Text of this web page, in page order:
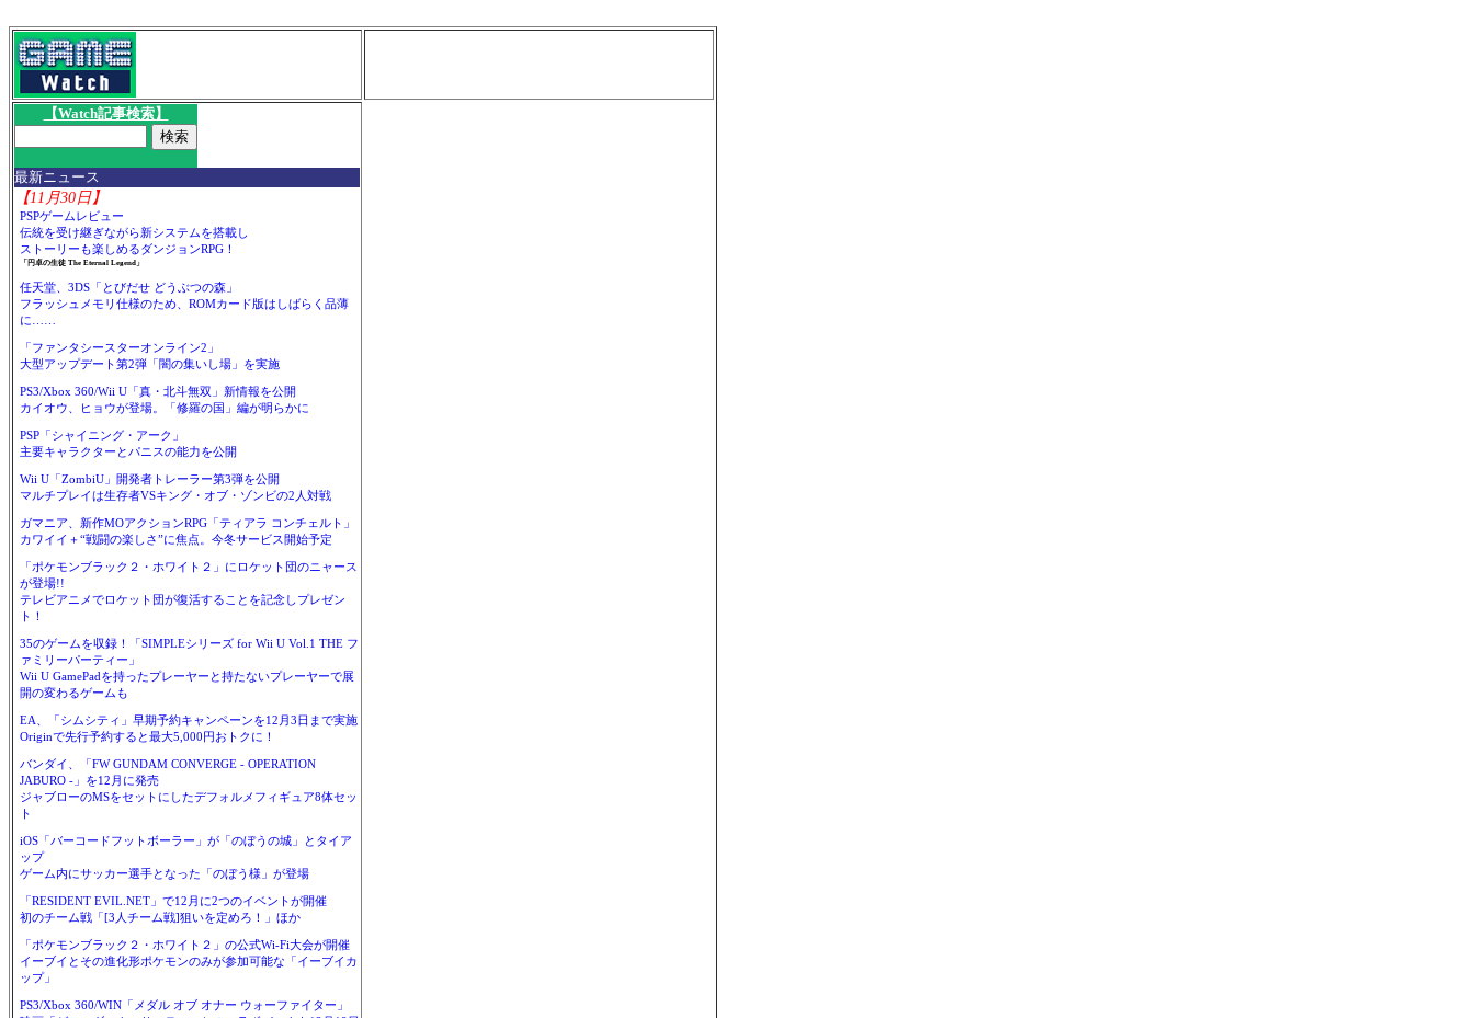
【Watch記事検索】
最新ニュース
【11月30日】
PSPゲームレビュー
伝統を受け継ぎながら新システムを搭載し
ストーリーも楽しめるダンジョンRPG！
「円卓の生徒 The Eternal Legend」
任天堂、3DS「とびだせ どうぶつの森」
フラッシュメモリ仕様のため、ROMカード版はしばらく品薄
に……
「ファンタシースターオンライン2」
大型アップデート第2弾「闇の集いし場」を実施
PS3/Xbox 360/Wii U「真・北斗無双」新情報を公開
カイオウ、ヒョウが登場。「修羅の国」編が明らかに
PSP「シャイニング・アーク」
主要キャラクターとパニスの能力を公開
Wii U「ZombiU」開発者トレーラー第3弾を公開
マルチプレイは生存者VSキング・オブ・ゾンビの2人対戦
ガマニア、新作MOアクションRPG「ティアラ コンチェルト」
カワイイ＋“戦闘の楽しさ”に焦点。今冬サービス開始予定
「ポケモンブラック２・ホワイト２」にロケット団のニャース
が登場!!
テレビアニメでロケット団が復活することを記念しプレゼン
ト！
35のゲームを収録！「SIMPLEシリーズ for Wii U Vol.1 THE フ
ァミリーパーティー」
Wii U GamePadを持ったプレーヤーと持たないプレーヤーで展
開の変わるゲームも
EA、「シムシティ」早期予約キャンペーンを12月3日まで実施
Originで先行予約すると最大5,000円おトクに！
バンダイ、「FW GUNDAM CONVERGE - OPERATION
JABURO -」を12月に発売
ジャブローのMSをセットにしたデフォルメフィギュア8体セッ
ト
iOS「バーコードフットボーラー」が「のぼうの城」とタイア
ップ
ゲーム内にサッカー選手となった「のぼう様」が登場
「RESIDENT EVIL.NET」で12月に2つのイベントが開催
初のチーム戦「[3人チーム戦]狙いを定めろ！」ほか
「ポケモンブラック２・ホワイト２」の公式Wi-Fi大会が開催
イーブイとその進化形ポケモンのみが参加可能な「イーブイカ
ップ」
PS3/Xbox 360/WIN「メダル オブ オナー ウォーファイター」